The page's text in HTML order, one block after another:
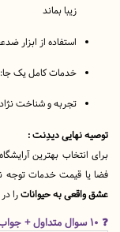
استفاده از ابزار
خدمات کامل یک جا: پت‌شاپ
تجربه و شناخت نژادهای
دیدِنت :
بهترین آرایشگاه
خدمات توجه نکنید؛
به حیواناترا در کنار